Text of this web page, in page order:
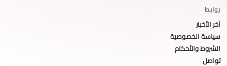
روابط
آخر الأخبار
سياسة الخصوصية
الشروط والأحكام
تواصل